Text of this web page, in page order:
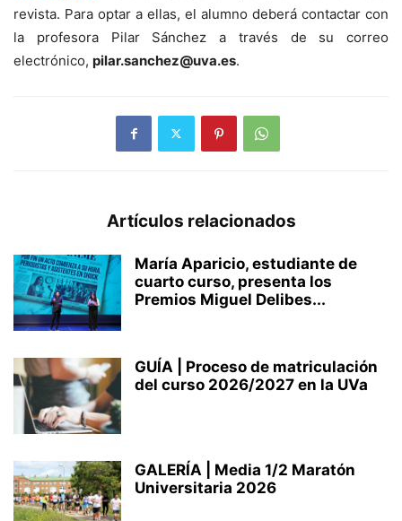
revista. Para optar a ellas, el alumno deberá contactar con
la profesora Pilar Sánchez a través de su correo
electrónico, pilar.sanchez@uva.es.
Artículos relacionados
María Aparicio, estudiante de
cuarto curso, presenta los
Premios Miguel Delibes...
GUÍA | Proceso de matriculación
del curso 2026/2027 en la UVa
GALERÍA | Media 1/2 Maratón
Universitaria 2026